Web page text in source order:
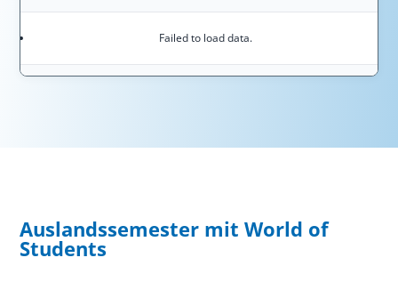
Failed to load data.
Auslandssemester mit World of
Students